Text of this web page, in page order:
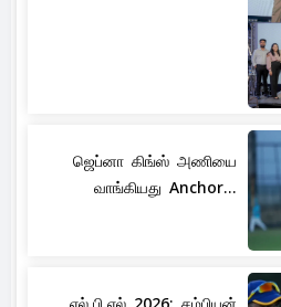
ஜெப்னா கிங்ஸ் அணியை
வாங்கியது Anchor...